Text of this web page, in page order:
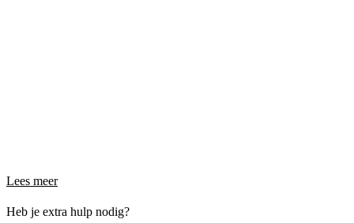
Lees meer
Heb je extra hulp nodig?